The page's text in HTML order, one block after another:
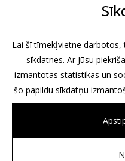
Lai šī tīmekļvietne
sīkdatnes. Ar Jūsu
izmantotas statistikas un
šo papildu sīkdatņu